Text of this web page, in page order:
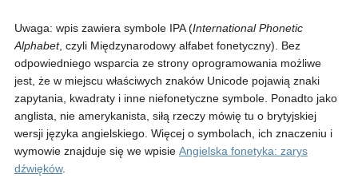
Uwaga: wpis zawiera symbole IPA (International Phonetic
Alphabet, czyli Międzynarodowy alfabet fonetyczny). Bez
odpowiedniego wsparcia ze strony oprogramowania możliwe
jest, że w miejscu właściwych znaków Unicode pojawią znaki
zapytania, kwadraty i inne niefonetyczne symbole. Ponadto jako
anglista, nie amerykanista, siłą rzeczy mówię tu o brytyjskiej
wersji języka angielskiego. Więcej o symbolach, ich znaczeniu i
wymowie znajduje się we wpisie Angielska fonetyka: zarys
dźwięków.